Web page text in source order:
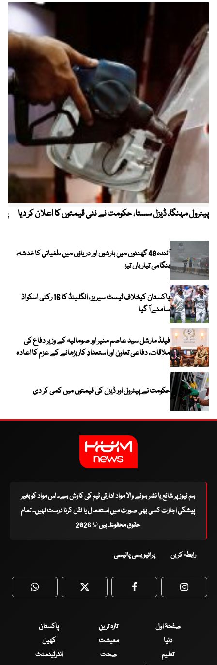
پیٹرول مہنگا، ڈیزل سستا، حکومت نے نئی قیمتوں کا اعلان کر دیا
آئندہ 48 گھنٹوں میں بارشوں اور دریاؤں میں طغیانی کا خدشہ،
ہنگامی تیاریاں تیز
پاکستان کیخلاف ٹیسٹ سیریز ، انگلینڈ کا 16 رکنی اسکواڈ
سامنے آ گیا
فیلڈ مارشل سید عاصم منیر اور صومالیہ کے وزیر دفاع کی
ملاقات، دفاعی تعاون اور استعدادِ کار بڑھانے کے عزم کا اعادہ
حکومت نے پیٹرول اور ڈیزل کی قیمتوں میں کمی کر دی
ہم نیوز پر شائع یا نشر ہونے والا مواد ادارتی ٹیم کی کاوش ہے۔ اس مواد کو بغیر
پیشگی اجازت کسی بھی صورت میں استعمال یا نقل کرنا درست نہیں۔ تمام
حقوق محفوظ ہیں © 2026
رابطہ کریں پرائیویسی پالیسی
WhatsApp Twitter Facebook
صفحۂ اول تازہ ترین
پاکستان
دنیا
معیشت
کھیل
تعلیم
صحت
انٹرٹینمنٹ